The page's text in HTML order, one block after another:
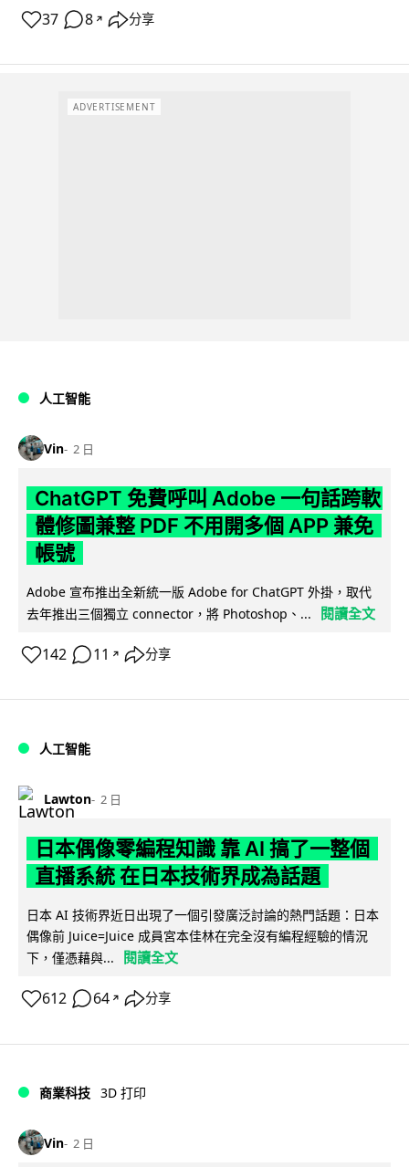
37 8 ↗ 分享
ADVERTISEMENT
人工智能
Vin 2 日
ChatGPT 免費呼叫 Adobe 一句話跨軟
體修圖兼整 PDF 不用開多個 APP 兼免
帳號
Adobe 宣布推出全新統一版 Adobe for ChatGPT 外掛，取代
去年推出三個獨立 connector，將 Photoshop、...
閱讀全文
142 11 ↗ 分享
人工智能
Lawton 2 日
日本偶像零編程知識 靠 AI 搞了一整個
直播系統 在日本技術界成為話題
日本 AI 技術界近日出現了一個引發廣泛討論的熱門話題：日本
偶像前 Juice=Juice 成員宮本佳林在完全沒有編程經驗的情況
下，僅憑藉與...
閱讀全文
612 64 ↗ 分享
商業科技 3D 打印
Vin 2 日